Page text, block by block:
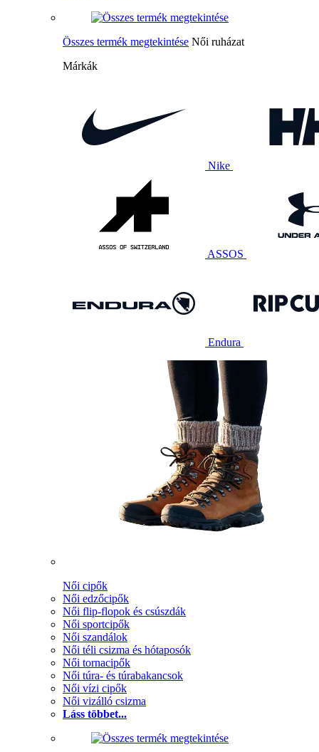
Összes termék megtekintése Női ruházat
Márkák
Nike
ASSOS
Endura
Női cipők
Női edzőcipők
Női flip-flopok és csúszdák
Női sportcipők
Női szandálok
Női téli csizma és hótaposók
Női tornacipők
Női túra- és túrabakancsok
Női vízi cipők
Női vizálló csizma
Láss többet...